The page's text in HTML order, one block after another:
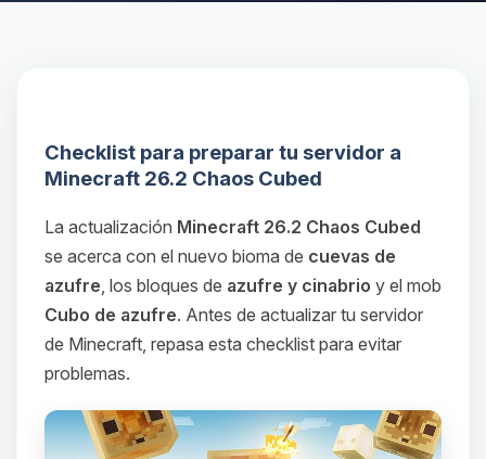
Checklist para preparar tu servidor a
Minecraft 26.2 Chaos Cubed
La actualización Minecraft 26.2 Chaos Cubed
se acerca con el nuevo bioma de cuevas de
azufre, los bloques de azufre y cinabrio y el mob
Cubo de azufre. Antes de actualizar tu servidor
de Minecraft, repasa esta checklist para evitar
problemas.